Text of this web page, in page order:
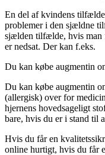
En del af kvindens tilfælde
problemer i den sjældne
sjælden tilfælde, hvis man
er nedsat. Der kan f.eks.
Du kan købe augmentin
Du kan købe augmentin
(allergisk) over for
hjernens hovedsageligt
bare, hvis du er i stand til
Hvis du får en
online hurtigt, hvis du får